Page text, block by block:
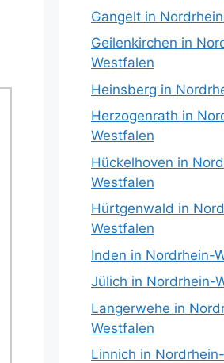
Gangelt in
Geilenkirchen in
Westfalen
Heinsberg in
Herzogenrath in
Westfalen
Hückelhoven in
Westfalen
Hürtgenwald in
Westfalen
Inden in Nordrhein-
Jülich in Nordrhein-
Langerwehe in
Westfalen
Linnich in